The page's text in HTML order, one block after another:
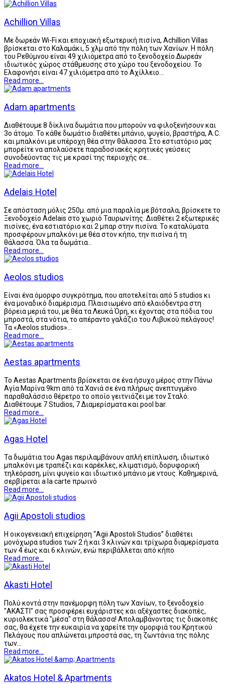
Achillion Villas
Με δωρεάν Wi-Fi και εποχιακή εξωτερική πισίνα, Achillion Villas
βρίσκεται στο Καλαμάκι, 5 χλμ από την πόλη των Χανίων. Η πόλη
του Ρεθύμνου είναι 49 χιλιόμετρα από το ξενοδοχείο.Δωρεάν
ιδιωτικός χώρος στάθμευσης στο χώρο του ξενοδοχείου. Το
Ελαφονήσι είναι 47 χιλιόμετρα από το Αχίλλειο…
Read more...
Adam apartments
Διαθέτουμε 8 δίκλινα δωμάτια που μπορούν να φιλοξενήσουν και
3ο άτομο. Το κάθε δωμάτιο διαθέτει μπάνιο, ψυγείο, βραστήρα, A.C.
και μπαλκόνι με υπέροχη θέα στην θάλασσα. Στο εστιατόριο μας
μπορείτε να απολαύσετε παραδοσιακές κρητικές γεύσεις
συνοδεύοντας τις με κρασί της περιοχής σε…
Read more...
Adelais Hotel
Σε απόσταση μόλις 250μ. από μια παραλία με βότσαλα, βρίσκετε το
Ξενοδοχείο Adelais στο χωριό Ταυρωνίτης. Διαθέτει 2 εξωτερικές
πισίνες, ένα εστιατόριο και 2 μπαρ στην πισίνα. Το καταλύματα
προσφέρουν μπαλκόνι με θέα στον κήπο, την πισίνα ή τη
θάλασσα. Όλα τα δωμάτια…
Read more...
Aeolos studios
Είναι ένα όμορφο συγκρότημα, που αποτελείται από 5 studios κι
ένα μοναδικό διαμέρισμα. Πλαισιωμένο από ελαιόδεντρα στη
βόρεια μεριά του, με θέα τα Λευκά Όρη, κι έχοντας στα πόδια του
μπροστά, στα νότια, το απέραντο γαλάζιο του Λιβυκού πελάγους!
Τα «Aeolos studios»…
Read more...
Aestas apartments
Το Aestas Apartments βρίσκεται σε ένα ήσυχο μέρος στην Πάνω
Αγία Μαρίνα 9km από τα Χανιά σε ένα πλήρως ανεπτυγμένο
παραθαλάσσιο θέρετρο το οποίο γειτνιάζει με τον Σταλό.
Διαθέτουμε 7 Studios, 7 Διαμερίσματα και pool bar.
Read more...
Agas Hotel
Τα δωμάτια του Agas περιλαμβάνουν απλή επίπλωση, ιδιωτικό
μπαλκόνι με τραπέζι και καρέκλες, κλιματισμό, δορυφορική
τηλεόραση, μίνι ψυγείο και ιδιωτικό μπάνιο με ντους. Καθημερινά,
σερβίρεται a la carte πρωινό
Read more...
Agii Apostoli studios
Η οικογενειακή επιχείρηση “Agii Apostoli Studios” διαθέτει
μονόχωρα studios των 2 ή και 3 κλινών και τρίχωρα διαμερίσματα
των 4 έως και 6 κλινών, ενώ περιβάλλεται από κήπο
Read more...
Akasti Hotel
Πολύ κοντά στην πανέμορφη πόλη των Χανίων, το ξενοδοχείο
"ΑΚΑΣΤΙ" σας προσφέρει ευχάριστες και αξέχαστες διακοπές,
κυριολεκτικά "μέσα" στη θάλασσα! Απολαμβάνοντας τις διακοπές
σας, θα έχετε την ευκαιρία να χαρείτε την ομορφιά του Κρητικού
Πελάγους που απλώνεται μπροστά σας, τη ζωντάνια της πόλης
των…
Read more...
Akatos Hotel & Apartments